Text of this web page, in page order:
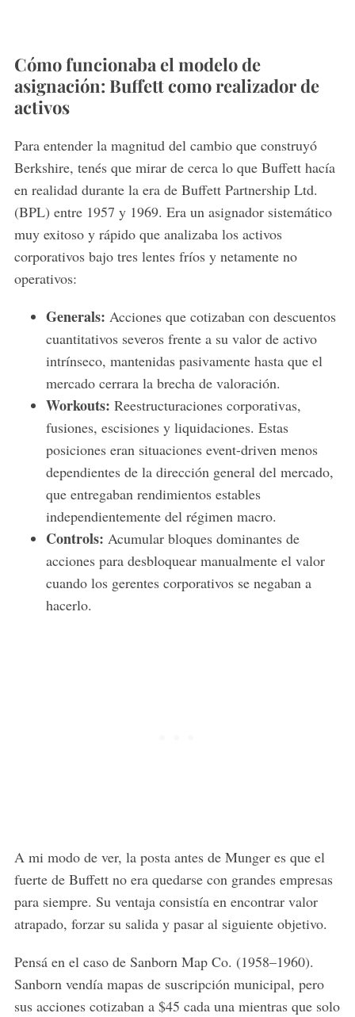
Cómo funcionaba el modelo de
asignación: Buffett como realizador de
activos
Para entender la magnitud del cambio que construyó
Berkshire, tenés que mirar de cerca lo que Buffett hacía
en realidad durante la era de Buffett Partnership Ltd.
(BPL) entre 1957 y 1969. Era un asignador sistemático
muy exitoso y rápido que analizaba los activos
corporativos bajo tres lentes fríos y netamente no
operativos:
Generals: Acciones que cotizaban con descuentos
cuantitativos severos frente a su valor de activo
intrínseco, mantenidas pasivamente hasta que el
mercado cerrara la brecha de valoración.
Workouts: Reestructuraciones corporativas,
fusiones, escisiones y liquidaciones. Estas
posiciones eran situaciones event-driven menos
dependientes de la dirección general del mercado,
que entregaban rendimientos estables
independientemente del régimen macro.
Controls: Acumular bloques dominantes de
acciones para desbloquear manualmente el valor
cuando los gerentes corporativos se negaban a
hacerlo.
A mi modo de ver, la posta antes de Munger es que el
fuerte de Buffett no era quedarse con grandes empresas
para siempre. Su ventaja consistía en encontrar valor
atrapado, forzar su salida y pasar al siguiente objetivo.
Pensá en el caso de Sanborn Map Co. (1958–1960).
Sanborn vendía mapas de suscripción municipal, pero
sus acciones cotizaban a $45 cada una mientras que solo
o
r
: